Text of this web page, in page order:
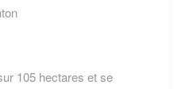
105 hectares et se